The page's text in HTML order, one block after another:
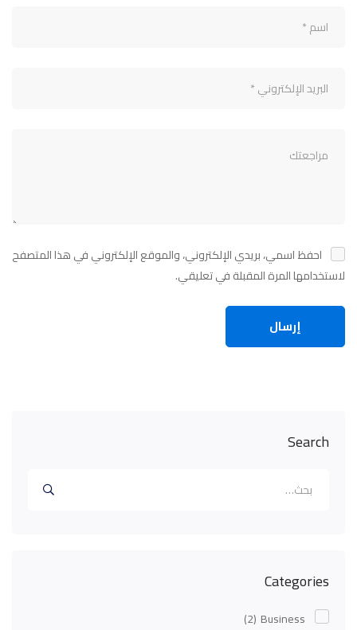
Search
Categories
Business
(2)
احفظ اسمي، بريدي الإلكتروني، والموقع الإلكتروني في هذا المتصفح
لاستخدامها المرة المقبلة في تعليقي.